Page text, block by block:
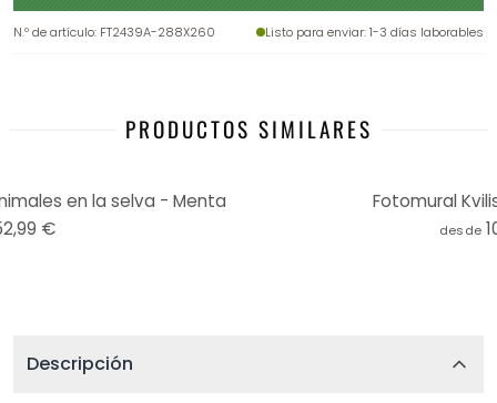
N.º de artículo: FT2439A-288X260 Listo para enviar: 1-3 días laborables
PRODUCTOS SIMILARES
en la selva - Menta
€
Fotomural
desde
Descripción